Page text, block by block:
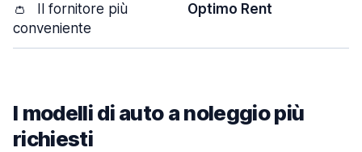
👛
Il fornitore più
conveniente
Optimo Rent
I modelli di auto a noleggio più
richiesti